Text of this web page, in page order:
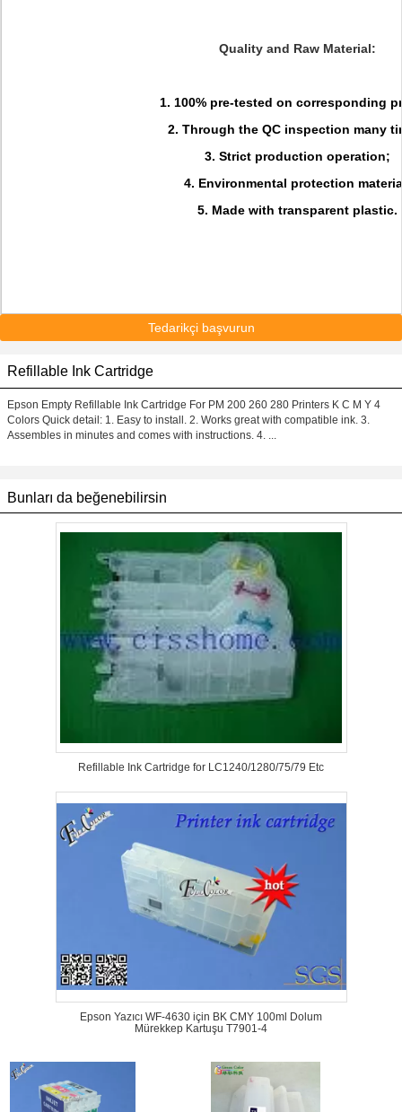
Quality and Raw Material:
1. 100% pre-tested on corresponding
2. Through the QC inspection many
3. Strict production operation;
4. Environmental protection
5. Made with transparent plastic.
Tedarikçi başvurun
Refillable Ink Cartridge
Epson Empty Refillable Ink Cartridge For PM 200 260 280 Printers K C M Y 4
Colors Quick detail: 1. Easy to install. 2. Works great with compatible ink. 3.
Assembles in minutes and comes with instructions. 4. ...
Bunları da beğenebilirsin
Refillable Ink Cartridge for LC1240/1280/75/79 Etc
Epson Yazıcı WF-4630 için BK CMY 100ml Dolum
Mürekkep Kartuşu T7901-4